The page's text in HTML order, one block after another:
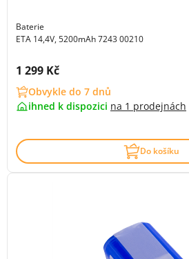
Baterie
ETA 14,4V, 5200mAh 7243 00210
Cena s DPH:
1 299 Kč
Obvykle do 7 dnů
ihned k dispozici na 1 prodejnách
Do košíku